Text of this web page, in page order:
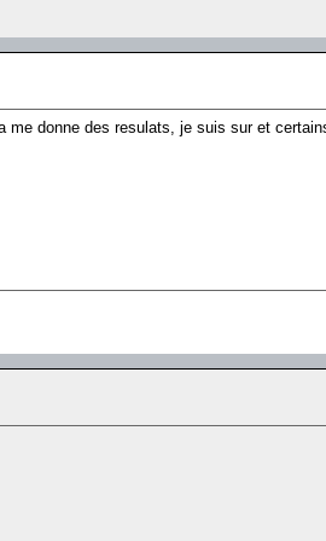
donne des resulats, je suis sur et